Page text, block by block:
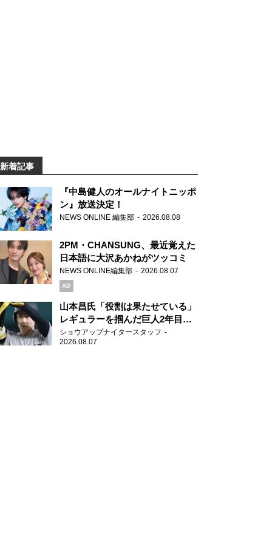
新着記事
『中島健人のオールナイトニッポ
ン』放送決定！
NEWS ONLINE 編集部 2026.08.08
2PM・CHANSUNG、最近覚えた
日本語に大沢あかねがツッコミ
NEWS ONLINE編集部 2026.08.07
AD
山本昌氏「役割は果たせている」
レギュラーを掴んだ巨人2年目の
新人王候補
ショウアップナイタースタッフ
2026.08.07